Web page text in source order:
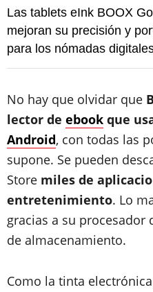
Las tablets eInk BOOX
mejoran su precisión y
para los nómadas
No hay que olvidar que
lector de ebook que
Android, con todas las
supone. Se pueden
Store miles de
entretenimiento. Lo
gracias a su procesador
de almacenamiento.
Como la tinta